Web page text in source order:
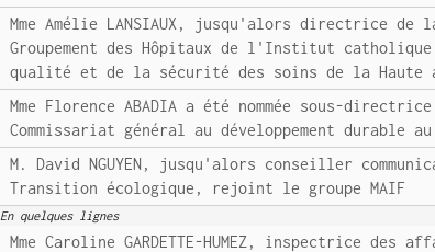
Mme Amélie LANSIAUX, jusqu'alors directrice
Groupement des Hôpitaux de l'Institut
qualité et de la sécurité des soins de la Haute
Mme Florence ABADIA a été nommée sous-
Commissariat général au développement
M. David NGUYEN, jusqu'alors conseiller
Transition écologique, rejoint le groupe MAIF
En quelques lignes
Mme Caroline GARDETTE-HUMEZ, inspectrice